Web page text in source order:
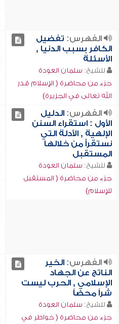
الفهرس: تفضيل
الكافر بسبب الدنيا ,
الأسئلة
للشيخ: سلمان العودة
جزء من محاضرة ( الإسلام قدر
الله تعالى في الجزيرة)
الفهرس:الدليل
الأول : استقراء السنن
الإلهية , الأدلة التي
نستقرأ من خلالها
المستقبل
للشيخ: سلمان العودة
جزء من محاضرة ( المستقبل
للإسلام)
الفهرس:الخير
الناتج عن الجهاد
الإسلامي , الحرب ليست
شراً محضاً
للشيخ: سلمان العودة
جزء من محاضرة ( خواطر في